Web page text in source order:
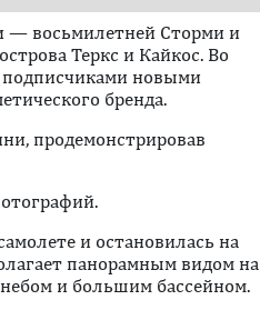
— восьмилетней Сторми и
Теркс и Кайкос. Во
подписчиками новыми
бренда.
продемонстрировав
и остановилась на
панорамным видом на
и большим бассейном.